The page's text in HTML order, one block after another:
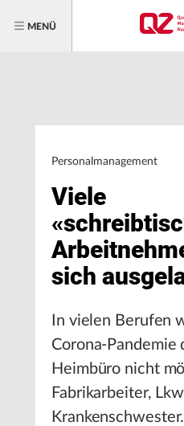
MENÜ
Personalmanagement
Viele
sich
In vielen Berufen
Corona-Pandemie
Heimbüro nicht
Fabrikarbeiter,